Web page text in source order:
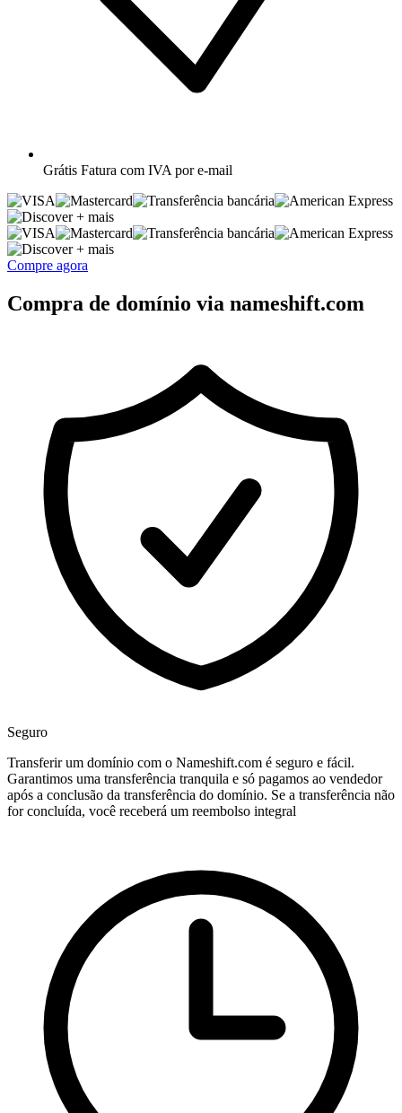
Grátis Fatura com IVA por e-mail
+ mais
+ mais
Compre agora
Compra de domínio via nameshift.com
Seguro
Transferir um domínio com o Nameshift.com é seguro e fácil.
Garantimos uma transferência tranquila e só pagamos ao vendedor
após a conclusão da transferência do domínio. Se a transferência não
for concluída, você receberá um reembolso integral